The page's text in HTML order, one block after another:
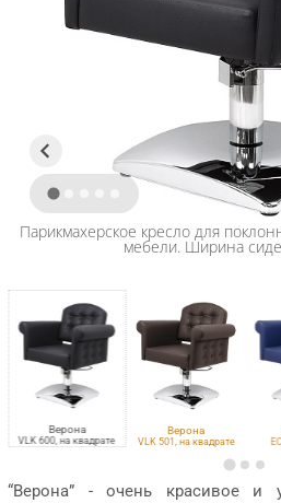
Верона
VLK 600, на квадрате
Верона
VLK 501, на квадрате
Парикмахерское кресло для
мебели. Ширина
“Верона” - очень красивое и